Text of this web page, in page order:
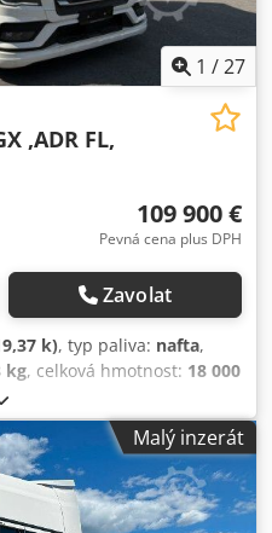
1 /27
,ADR FL,
109 900 €
Pevná cena plus DPH
Zavolat
k), typ paliva: nafta,
kg, celková hmotnost: 18 000
spací kabina, typ
třída: Euro 6, zavěšení:
přední pneumatiky:
315/70R22,5,
ABS, centrální zamykání,
Malý inzerát